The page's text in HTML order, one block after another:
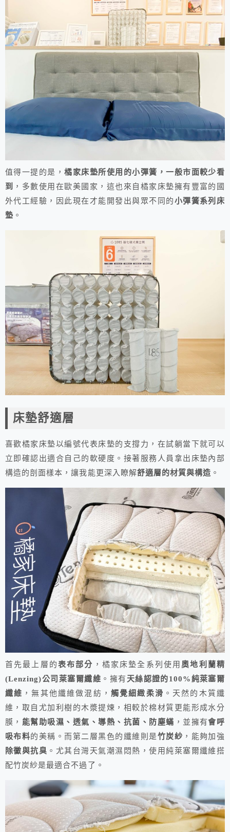
值得一提的是，橘家床墊所使用的小彈簧，一般市面較少看
到
，多數使用在歐美國家，這也來自橘家床墊擁有豐富的國
外代工經驗，因此現在才能開發出與眾不同的小彈簧系列床
墊 。
床墊舒適層
喜歡橘家床墊以編號代表床墊的支撐力，在試躺當下就可以
立即確認出適合自己的軟硬度。接著服務人員拿出床墊內部
構造的剖面樣本，讓我能更深入瞭解舒適層的材質與構造 。
首先最上層的表布部分 ，橘家床墊全系列使用奧地利蘭精
(Lenzing)公司萊塞爾纖維 。擁有 天絲認證的100%純萊塞爾
纖維 ，無其他纖維做混紡， 觸覺細緻柔滑 。天然的木質纖
維，取自尤加利樹的木漿提煉，相較於棉材質更能形成水分
膜， 能幫助吸濕、透氣、導熱、抗菌、防塵蟎 ，並擁有會呼
吸布料的美稱。而第二層黑色的纖維則是竹炭紗 ，能夠加強
除黴與抗臭 。尤其台灣天氣潮濕悶熱，使用純萊塞爾纖維搭
配竹炭紗是最適合不過了。